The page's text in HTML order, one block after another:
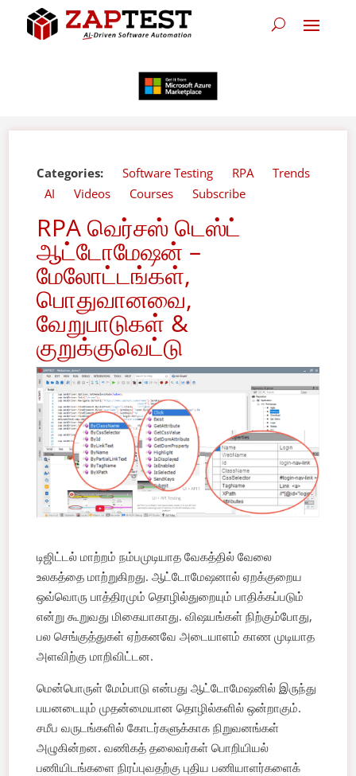
Categories: Software Testing RPA
Trends
AI
Videos Courses Subscribe
RPA வெர்சஸ் டெஸ்ட்
ஆட்டோமேஷன் –
மேலோட்டங்கள்,
பொதுவானவை,
வேறுபாடுகள் &
குறுக்குவெட்டு
டிஜிட்டல் மாற்றம் நம்பமுடியாத வேகத்தில் வேலை
உலகத்தை மாற்றுகிறது. ஆட்டோமேஷனால் ஏறக்குறைய
ஒவ்வொரு பாத்திரமும் தொழில்துறையும் பாதிக்கப்படும்
என்று கூறுவது மிகையாகாது. விஷயங்கள் நிற்கும்போது, ​​​​
பல செங்குத்துகள் ஏற்கனவே அடையாளம் காண முடியாத
அளவிற்கு மாறிவிட்டன.
மென்பொருள் மேம்பாடு என்பது ஆட்டோமேஷனில் இருந்து
பயனடையும் முதன்மையான தொழில்களில் ஒன்றாகும்.
சமீப வருடங்களில் கோடர்களுக்காக நிறுவனங்கள்
அழுகின்றன. வணிகத் தலைவர்கள் பொறியியல்
பணியிடங்களை நிரப்புவதற்கு புதிய பணியாளர்களைக்